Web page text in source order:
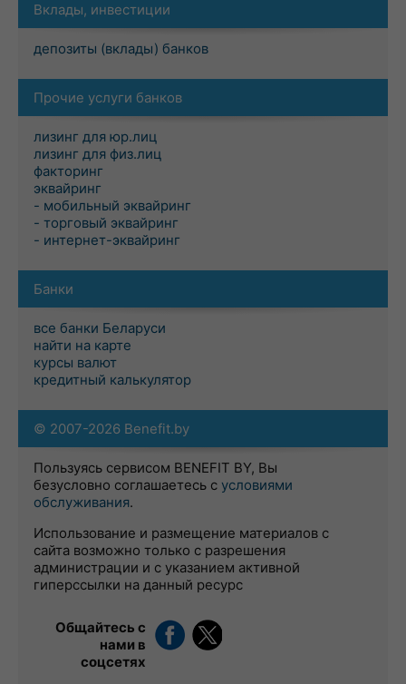
Вклады, инвестиции
депозиты (вклады) банков
Прочие услуги банков
лизинг для юр.лиц
лизинг для физ.лиц
факторинг
эквайринг
- мобильный эквайринг
- торговый эквайринг
- интернет-эквайринг
Банки
все банки Беларуси
найти на карте
курсы валют
кредитный калькулятор
© 2007-2026 Benefit.by
Пользуясь сервисом BENEFIT BY, Вы
безусловно соглашаетесь с условиями
обслуживания.
Использование и размещение материалов с
сайта возможно только с разрешения
администрации и с указанием активной
гиперссылки на данный ресурс
Общайтесь с
нами в
соцсетях